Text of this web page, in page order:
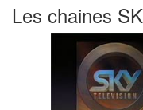
Les chaines